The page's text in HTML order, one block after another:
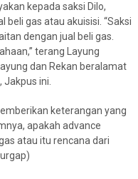
kepada saksi Dilo,
beli gas atau akuisisi. “Saksi
dengan jual beli gas.
terang Layung
dan Rekan beralamat
Jakpus ini.
keterangan yang
apakah advance
atau itu rencana dari